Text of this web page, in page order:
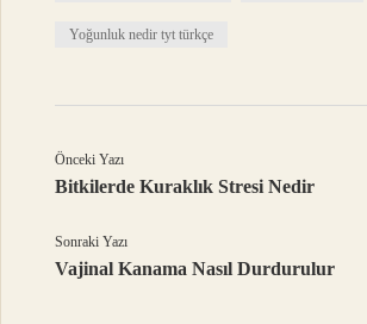
Yoğunluk nedir tyt türkçe
Önceki Yazı
Bitkilerde Kuraklık Stresi Nedir
Sonraki Yazı
Vajinal Kanama Nasıl Durdurulur